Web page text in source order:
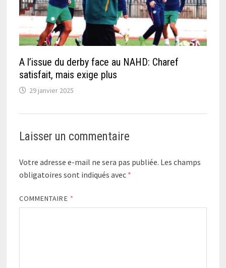
A l’issue du derby face au NAHD: Charef
satisfait, mais exige plus
29 janvier 2025
Laisser un commentaire
Votre adresse e-mail ne sera pas publiée. Les champs
obligatoires sont indiqués avec *
COMMENTAIRE *